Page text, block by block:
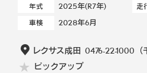
年式
2025年(R7年) 走
車検 2028年6月
レクサス成田 0476-22-1000 （
ピックアップ